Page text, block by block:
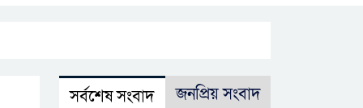
সর্বশেষ সংবাদ জনপ্রিয় সংবাদ